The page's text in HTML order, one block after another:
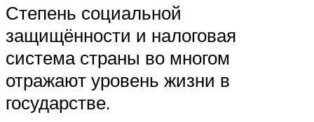
Степень социальной
защищённости и налоговая
система страны во многом
отражают уровень жизни в
государстве.